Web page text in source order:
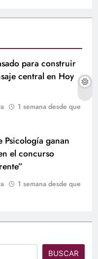
para construir
central en Hoy
1 semana desde que
Psicología ganan
el concurso
1 semana desde que
BUSCAR